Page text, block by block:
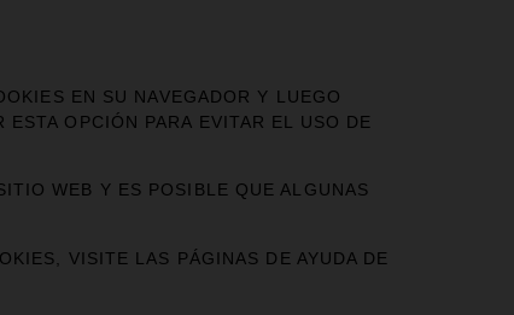
EN SU NAVEGADOR Y LUEGO
OPCIÓN PARA EVITAR EL USO DE
WEB Y ES POSIBLE QUE ALGUNAS
VISITE LAS PÁGINAS DE AYUDA DE